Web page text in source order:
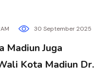
30 September 2025
Madiun Juga
Kota Madiun Dr.